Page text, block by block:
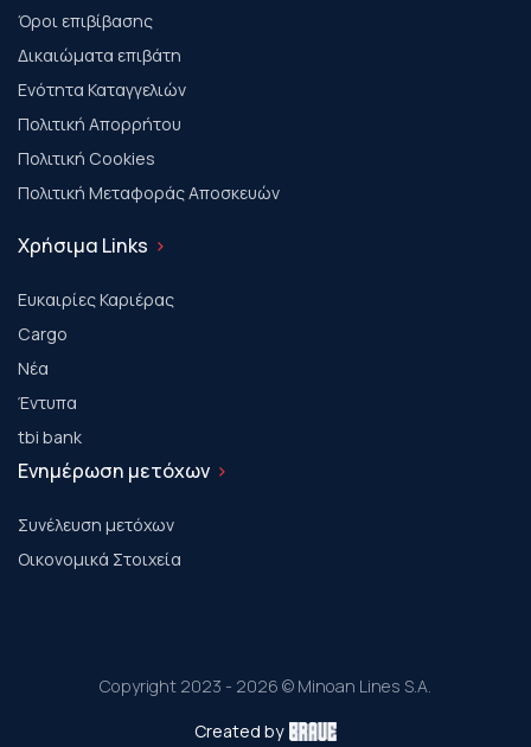
Όροι επιβίβασης
Δικαιώματα επιβάτη
Ενότητα Καταγγελιών
Πολιτική Απορρήτου
Πολιτική Cookies
Πολιτική Μεταφοράς Αποσκευών
Χρήσιμα Links
Ευκαιρίες Καριέρας
Cargo
Νέα
Έντυπα
tbi bank
Ενημέρωση μετόχων
Συνέλευση μετόχων
Οικονομικά Στοιχεία
Copyright 2023 - 2026 © Minoan Lines S.A.
Created by